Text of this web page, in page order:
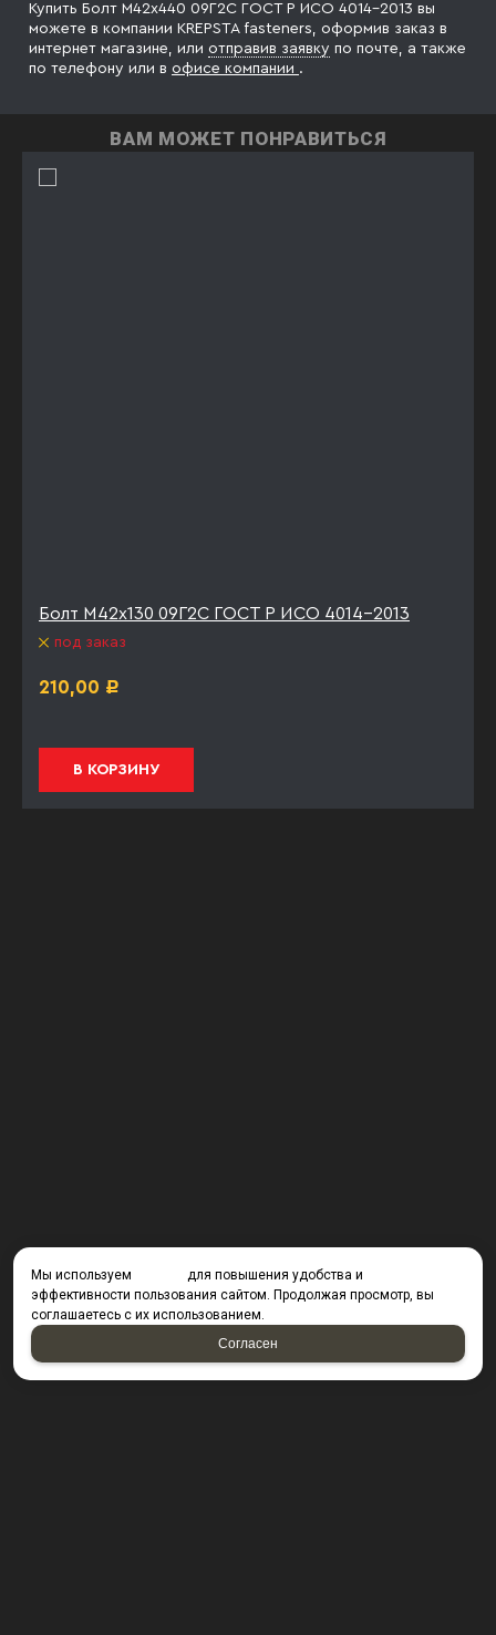
Купить Болт М42х440 09Г2С ГОСТ Р ИСО 4014-2013 вы
можете в компании KREPSTA fasteners, оформив заказ в
интернет магазине, или отправив заявку по почте, а также
по телефону или в офисе компании .
ВАМ МОЖЕТ ПОНРАВИТЬСЯ
Болт М42х130 09Г2С ГОСТ Р ИСО 4014-2013
под заказ
210,00 Р
В КОРЗИНУ
Мы используем
для повышения удобства и
эффективности пользования сайтом. Продолжая просмотр, вы
соглашаетесь с их использованием.
Согласен